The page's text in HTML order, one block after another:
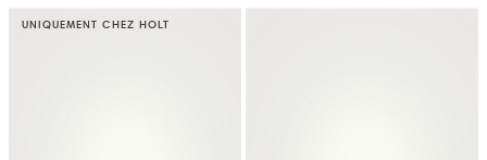
UNIQUEMENT CHEZ HOLT